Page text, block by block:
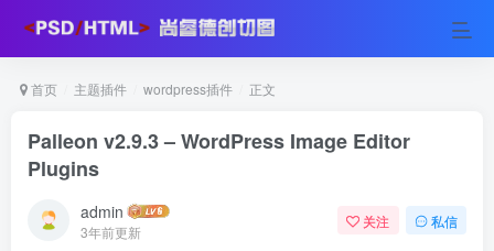
首页 主题插件 wordpress插件 正文
Palleon v2.9.3 – WordPress Image Editor
Plugins
admin
3年前更新
关注 私信